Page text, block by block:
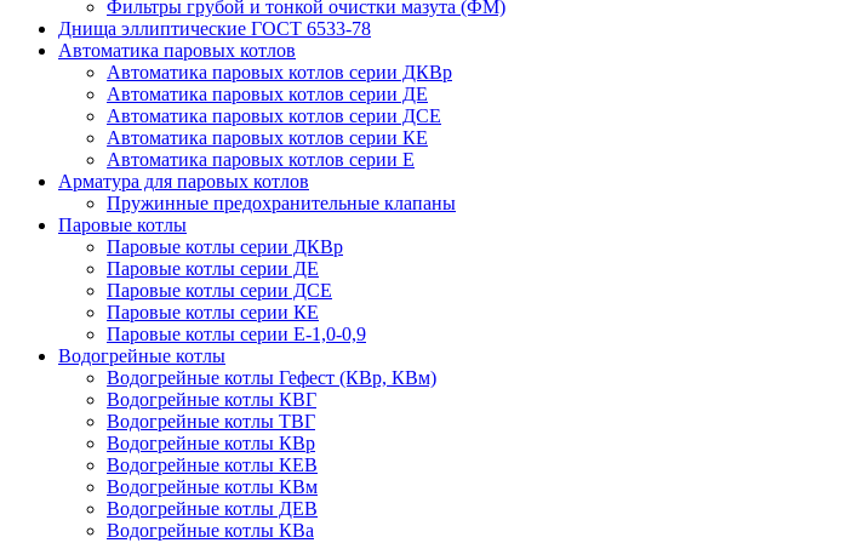
Фильтры грубой и тонкой очистки мазута (ФМ)
Днища эллиптические ГОСТ 6533-78
Автоматика паровых котлов
Автоматика паровых котлов серии ДКВр
Автоматика паровых котлов серии ДЕ
Автоматика паровых котлов серии ДСЕ
Автоматика паровых котлов серии КЕ
Автоматика паровых котлов серии Е
Арматура для паровых котлов
Пружинные предохранительные клапаны
Паровые котлы
Паровые котлы серии ДКВр
Паровые котлы серии ДЕ
Паровые котлы серии ДСЕ
Паровые котлы серии КЕ
Паровые котлы серии Е-1,0-0,9
Водогрейные котлы
Водогрейные котлы Гефест (КВр, КВм)
Водогрейные котлы КВГ
Водогрейные котлы ТВГ
Водогрейные котлы КВр
Водогрейные котлы КЕВ
Водогрейные котлы КВм
Водогрейные котлы ДЕВ
Водогрейные котлы КВа